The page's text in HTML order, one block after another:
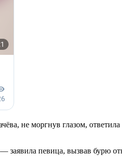
не моргнув глазом,
заявила певица, вызвав бурю